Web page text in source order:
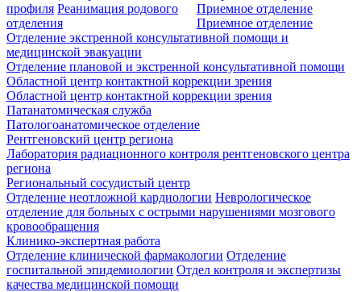
профиля Реанимация родового
отделения
Приемное отделение
Приемное отделение
Отделение экстренной консультативной помощи и
медицинской эвакуации
Отделение плановой и экстренной консультативной помощи
Областной центр контактной коррекции зрения
Областной центр контактной коррекции зрения
Патанатомическая служба
Патологоанатомическое отделение
Рентгеновский центр региона
Лаборатория радиационного контроля рентгеновского центра
региона
Региональный сосудистый центр
Отделение неотложной кардиологии Неврологическое
отделение для больных с острыми нарушениями мозгового
кровообращения
Клинико-экспертная работа
Отделение клинической фармакологии Отделение
госпитальной эпидемиологии Отдел контроля и экспертизы
качества медицинской помощи